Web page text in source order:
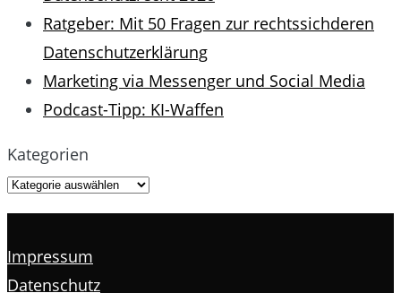
Ratgeber: Mit 50 Fragen zur rechtssichderen
Datenschutzerklärung
Marketing via Messenger und Social Media
Podcast-Tipp: KI-Waffen
Kategorien
Impressum
Datenschutz